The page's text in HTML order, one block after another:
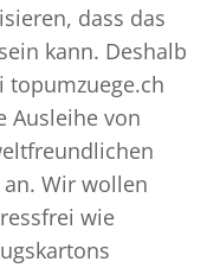
dass das
kann. Deshalb
topumzuege.ch
Ausleihe von
Wir wollen
wie